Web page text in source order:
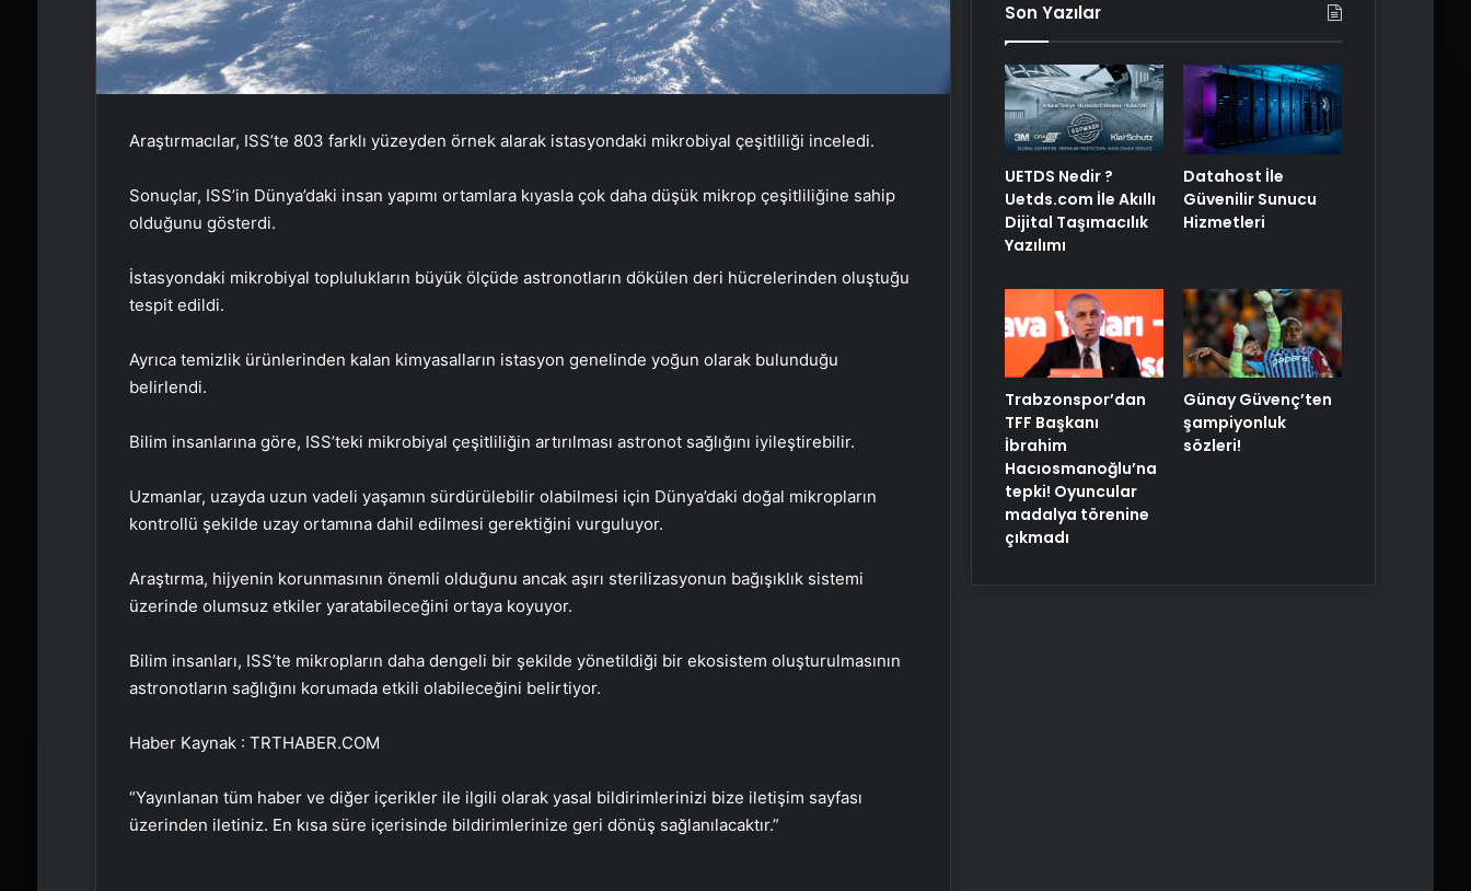
Araştırmacılar, ISS’te 803 farklı yüzeyden örnek alarak istasyondaki mikrobiyal çeşitliliği inceledi.
Sonuçlar, ISS’in Dünya’daki insan yapımı ortamlara kıyasla çok daha düşük mikrop çeşitliliğine sahip
olduğunu gösterdi.
İstasyondaki mikrobiyal toplulukların büyük ölçüde astronotların dökülen deri hücrelerinden oluştuğu
tespit edildi.
Ayrıca temizlik ürünlerinden kalan kimyasalların istasyon genelinde yoğun olarak bulunduğu
belirlendi.
Bilim insanlarına göre, ISS’teki mikrobiyal çeşitliliğin artırılması astronot sağlığını iyileştirebilir.
Uzmanlar, uzayda uzun vadeli yaşamın sürdürülebilir olabilmesi için Dünya’daki doğal mikropların
kontrollü şekilde uzay ortamına dahil edilmesi gerektiğini vurguluyor.
Araştırma, hijyenin korunmasının önemli olduğunu ancak aşırı sterilizasyonun bağışıklık sistemi
üzerinde olumsuz etkiler yaratabileceğini ortaya koyuyor.
Bilim insanları, ISS’te mikropların daha dengeli bir şekilde yönetildiği bir ekosistem oluşturulmasının
astronotların sağlığını korumada etkili olabileceğini belirtiyor.
Haber Kaynak : TRTHABER.COM
“Yayınlanan tüm haber ve diğer içerikler ile ilgili olarak yasal bildirimlerinizi bize iletişim sayfası
üzerinden iletiniz. En kısa süre içerisinde bildirimlerinize geri dönüş sağlanılacaktır.”
Galatasaray’da Fernando Muslera,
takmak istiyoruz
Trabzonspor’da Fatih Tekke, ilk
finalinden üzgün ayrıldı
Osimhen’i istiyor”
Son Yazılar
UETDS Nedir ?
Uetds.com İle Akıllı
Dijital Taşımacılık
Yazılımı
Datahost İle
Güvenilir Sunucu
Hizmetleri
Trabzonspor’dan
TFF Başkanı
İbrahim
Hacıosmanoğlu’na
tepki! Oyuncular
madalya törenine
çıkmadı
Günay Güvenç’ten
şampiyonluk
sözleri!